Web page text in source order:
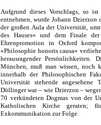
Aufgrund dieses Vorschlags, so
entnehmen, wurde Johann
der großen Aula der Universität,
des Hauses« und dem Finale
Ehrenpromotion in Oxford
»Philosophie honoris causa«
herausragender Persönlichkeiten.
München, muß man wissen, noch
innerhalb der Philosophischen
Universität stehende
Döllinger war – wie Dzierzon –
70 verkündeten Dogmas von der
Katholischen Kirche
Exkommunikation zur Folge.